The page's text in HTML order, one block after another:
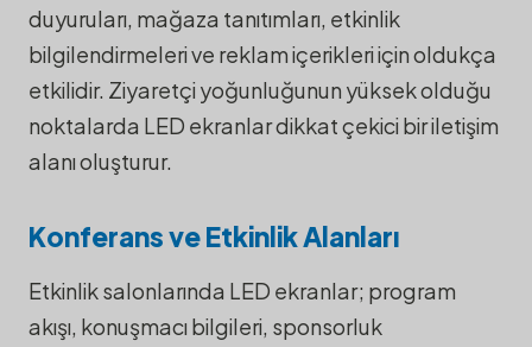
duyuruları, mağaza tanıtımları, etkinlik
bilgilendirmeleri ve reklam içerikleri için oldukça
etkilidir. Ziyaretçi yoğunluğunun yüksek olduğu
noktalarda LED ekranlar dikkat çekici bir iletişim
alanı oluşturur.
Konferans ve Etkinlik Alanları
Etkinlik salonlarında LED ekranlar; program
akışı, konuşmacı bilgileri, sponsorluk